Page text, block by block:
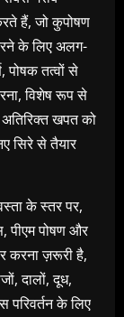
हैं, जो कुपोषण
के लिए अलग-
पोषक तत्वों से
विशेष रूप से
खपत को
सिरे से तैयार
के स्तर पर,
पीएम पोषण और
करना ज़रूरी है,
दालों, दूध,
के लिए